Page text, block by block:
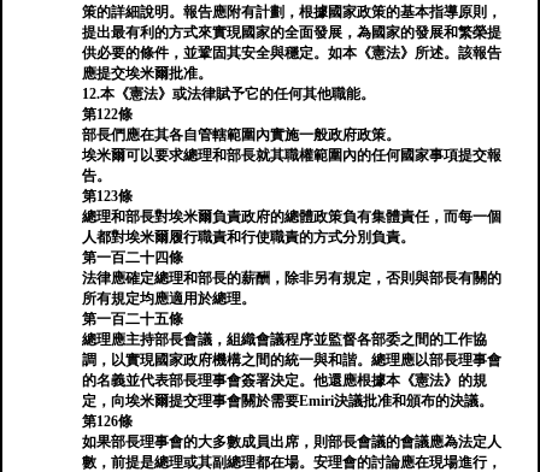
策的詳細說明。報告應附有計劃，根據國家政策的基本指導原則，
提出最有利的方式來實現國家的全面發展，為國家的發展和繁榮提
供必要的條件，並鞏固其安全與穩定。如本《憲法》所述。該報告
應提交埃米爾批准。
12.本《憲法》或法律賦予它的任何其他職能。
第122條
部長們應在其各自管轄範圍內實施一般政府政策。
埃米爾可以要求總理和部長就其職權範圍內的任何國家事項提交報
告。
第123條
總理和部長對埃米爾負責政府的總體政策負有集體責任，而每一個
人都對埃米爾履行職責和行使職責的方式分別負責。
第一百二十四條
法律應確定總理和部長的薪酬，除非另有規定，否則與部長有關的
所有規定均應適用於總理。
第一百二十五條
總理應主持部長會議，組織會議程序並監督各部委之間的工作協
調，以實現國家政府機構之間的統一與和諧。總理應以部長理事會
的名義並代表部長理事會簽署決定。他還應根據本《憲法》的規
定，向埃米爾提交理事會關於需要Emiri決議批准和頒布的決議。
第126條
如果部長理事會的大多數成員出席，則部長會議的會議應為法定人
數，前提是總理或其副總理都在場。安理會的討論應在現場進行，